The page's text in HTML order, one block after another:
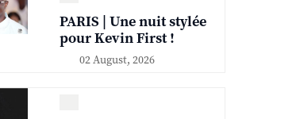
PARIS | Une nuit stylée
pour Kevin First !
02 August, 2026